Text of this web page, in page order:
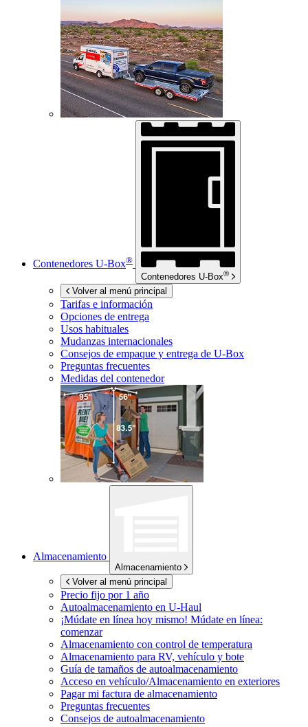
Contenedores U-Box®
Contenedores U-Box®
Volver al menú principal
Tarifas e información
Opciones de entrega
Usos habituales
Mudanzas internacionales
Consejos de empaque y entrega de U-Box
Preguntas frecuentes
Medidas del contenedor
Almacenamiento
Almacenamiento
Volver al menú principal
Precio fijo por 1 año
Autoalmacenamiento en U-Haul
¡Múdate en línea hoy mismo! Múdate en línea:
comenzar
Almacenamiento con control de temperatura
Almacenamiento para RV, vehículo y bote
Guía de tamaños de autoalmacenamiento
Acceso en vehículo/Almacenamiento en exteriores
Pagar mi factura de almacenamiento
Preguntas frecuentes
Consejos de autoalmacenamiento